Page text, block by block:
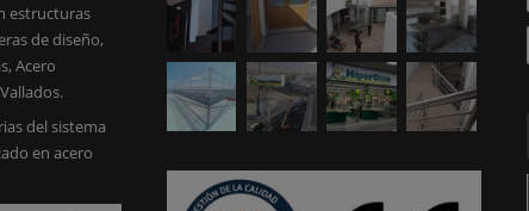
estructuras
de diseño,
Acero
del sistema
en acero